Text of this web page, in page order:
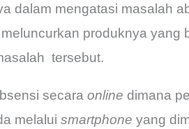
dalam mengatasi masalah
produknya yang
tersebut.
secara online dimana
melalui smartphone yang